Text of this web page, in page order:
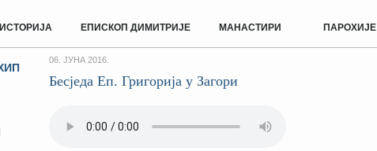
ИСТОРИЈА ЕПИСКОП ДИМИТРИЈЕ МАНАСТИРИ ПАРОХИЈЕ
06. ЈУНА 2016.
Бесједа Еп. Григорија у Загори